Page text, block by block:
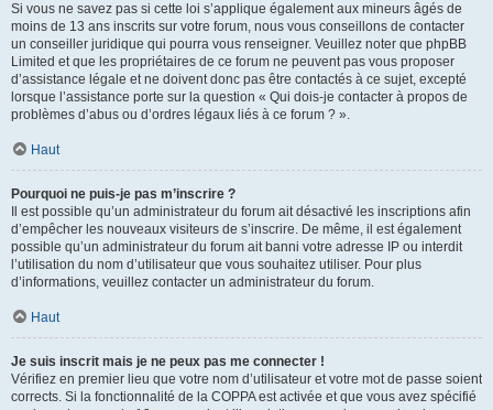
Si vous ne savez pas si cette loi s’applique également aux mineurs âgés de
moins de 13 ans inscrits sur votre forum, nous vous conseillons de contacter
un conseiller juridique qui pourra vous renseigner. Veuillez noter que phpBB
Limited et que les propriétaires de ce forum ne peuvent pas vous proposer
d’assistance légale et ne doivent donc pas être contactés à ce sujet, excepté
lorsque l’assistance porte sur la question « Qui dois-je contacter à propos de
problèmes d’abus ou d’ordres légaux liés à ce forum ? ».
Haut
Pourquoi ne puis-je pas m’inscrire ?
Il est possible qu’un administrateur du forum ait désactivé les inscriptions afin
d’empêcher les nouveaux visiteurs de s’inscrire. De même, il est également
possible qu’un administrateur du forum ait banni votre adresse IP ou interdit
l’utilisation du nom d’utilisateur que vous souhaitez utiliser. Pour plus
d’informations, veuillez contacter un administrateur du forum.
Haut
Je suis inscrit mais je ne peux pas me connecter !
Vérifiez en premier lieu que votre nom d’utilisateur et votre mot de passe soient
corrects. Si la fonctionnalité de la COPPA est activée et que vous avez spécifié